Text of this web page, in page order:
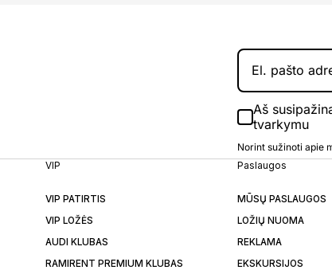
Aš
tvarkymu
Norint sužinoti apie
VIP
VIP PATIRTIS
VIP LOŽĖS
AUDI KLUBAS
RAMIRENT PREMIUM KLUBAS
Paslaugos
MŪSŲ PASLAUGOS
LOŽIŲ NUOMA
REKLAMA
EKSKURSIJOS